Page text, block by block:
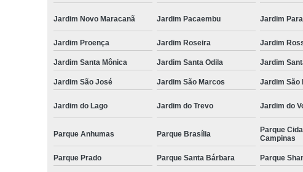
Jardim Novo Maracanã Jardim Pacaembu Jardim
Jardim Proença Jardim Roseira Jardim
Jardim Santa Mônica Jardim Santa Odila Jardim
Jardim São José Jardim São Marcos Jardim São
Jardim do Lago Jardim do Trevo Jardim do
Parque Anhumas Parque Brasília
Parque
Campinas
Parque Prado Parque Santa Bárbara Parque